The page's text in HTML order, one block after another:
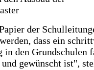
der
dass ein
in den Grundschulen
gewünscht ist",